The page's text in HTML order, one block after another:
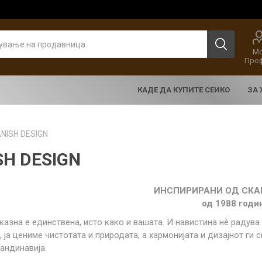
PRESAGE PROSPEX
Женски
DOLCE VITA PRESENCE
Женски
Женски
Машки часовници
Женски
Eolia
Женски Детски
Машки часовници
Машки часовници BERING
КАДЕ ДА КУПИТЕ СЕИКО ЗА
DESIGN
DESIGN
ИНСПИРИРАНИ ОД
од 1988
е единствена, исто како и вашата. И навистина нѐ
ја цениме чистотата и природата, а хармонијата и дизајнот